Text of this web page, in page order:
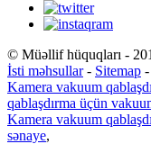
© Müəllif hüquqları -
İsti məhsullar- Sitemap -
Kamera vakuum
qablaşdırma üçün
Kamera vakuum
sənaye,